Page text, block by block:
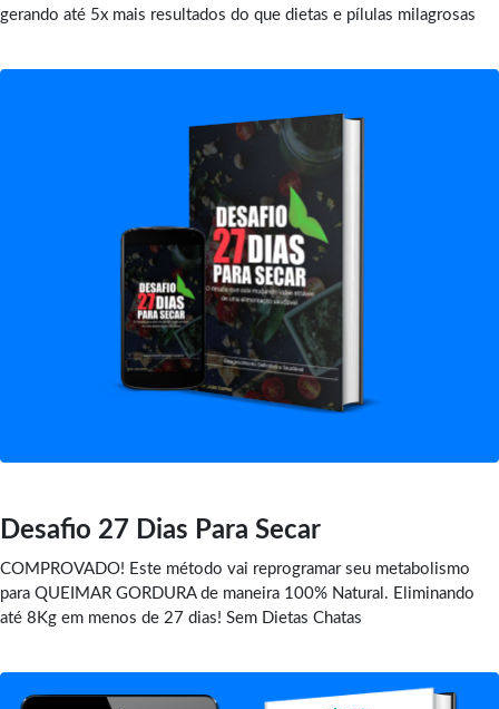
gerando até 5x mais resultados do que dietas e pílulas milagrosas
Desafio 27 Dias Para Secar
COMPROVADO! Este método vai reprogramar seu metabolismo
para QUEIMAR GORDURA de maneira 100% Natural. Eliminando
até 8Kg em menos de 27 dias! Sem Dietas Chatas